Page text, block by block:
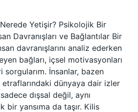
Yetişir? Psikolojik Bir
Davranışları ve Bağlantılar Bir
davranışlarını analiz ederken
bağları, içsel motivasyonları
İnsanlar, bazen
etraflarındaki dünyaya dair izler
dışsal değil, aynı
bir yansıma da taşır. Kilis